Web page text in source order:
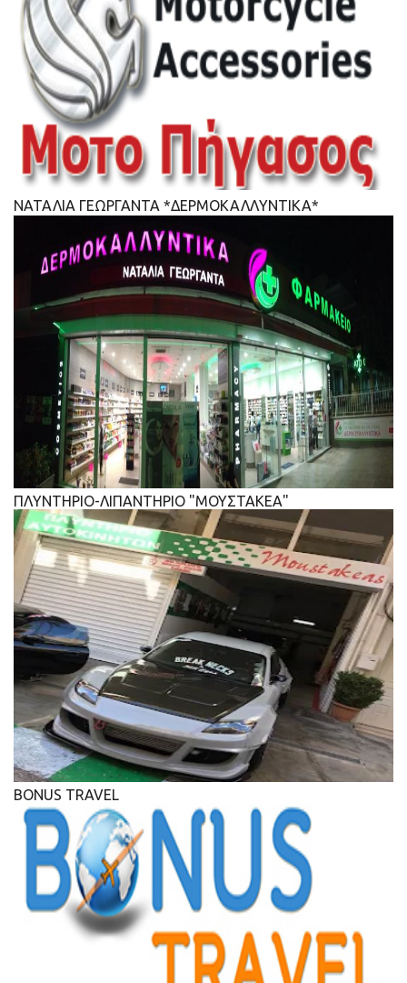
ΝΑΤΑΛΙΑ ΓΕΩΡΓΑΝΤΑ *ΔΕΡΜΟΚΑΛΛΥΝΤΙΚΑ*
ΠΛΥΝΤΗΡΙΟ-ΛΙΠΑΝΤΗΡΙΟ "ΜΟΥΣΤΑΚΕΑ"
BONUS TRAVEL